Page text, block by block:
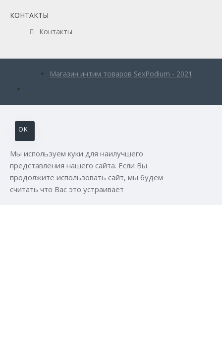
КОНТАКТЫ
Контакты
Магазин интим товаров SexPodium - 2021
OK
Мы используем куки для наилучшего
представления нашего сайта. Если Вы
продолжите использовать сайт, мы будем
считать что Вас это устраивает